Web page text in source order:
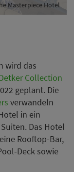
Masterpiece Hotel
wird das
Collection
geplant. Die
verwandeln
in ein
Das Hotel
Rooftop-Bar,
Deck sowie